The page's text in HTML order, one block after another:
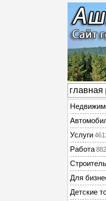
главная
Услуги
Работа 882
Для
Детские